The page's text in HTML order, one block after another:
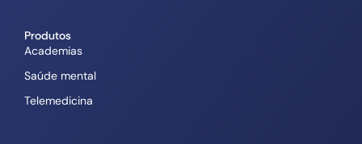
Produtos
Academias
Saúde mental
Telemedicina